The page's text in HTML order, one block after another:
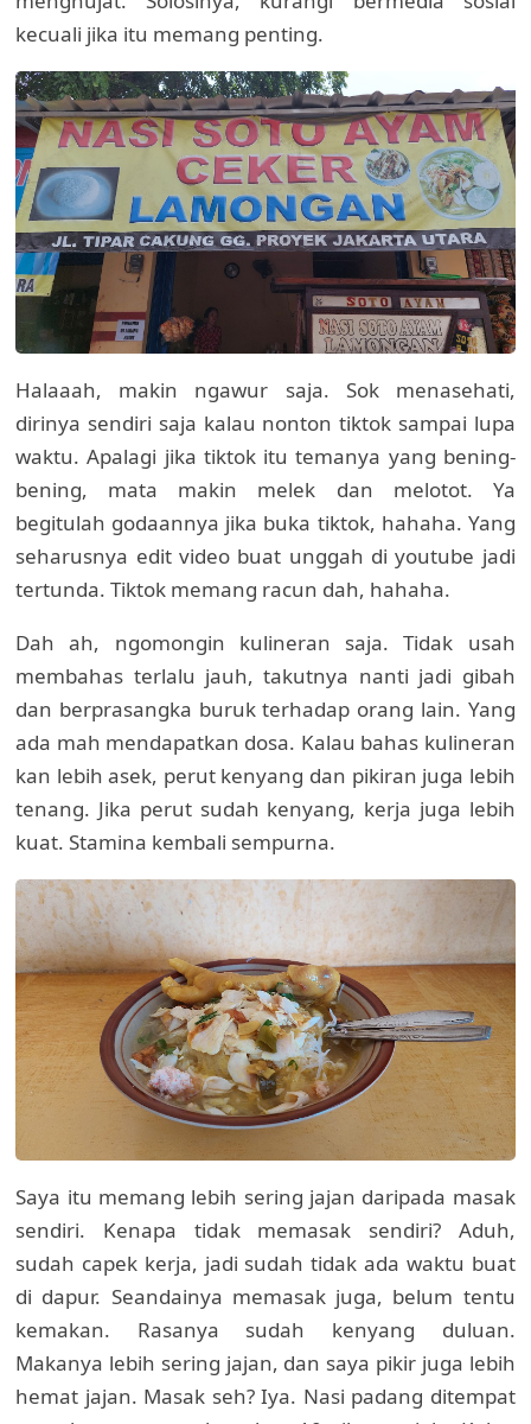
kecuali jika itu memang penting.
Halaaah, makin ngawur saja. Sok menasehati,
dirinya sendiri saja kalau nonton tiktok sampai lupa
waktu. Apalagi jika tiktok itu temanya yang bening-
bening, mata makin melek dan melotot. Ya
begitulah godaannya jika buka tiktok, hahaha. Yang
seharusnya edit video buat unggah di youtube jadi
tertunda. Tiktok memang racun dah, hahaha.
Dah ah, ngomongin kulineran saja. Tidak usah
membahas terlalu jauh, takutnya nanti jadi gibah
dan berprasangka buruk terhadap orang lain. Yang
ada mah mendapatkan dosa. Kalau bahas kulineran
kan lebih asek, perut kenyang dan pikiran juga lebih
tenang. Jika perut sudah kenyang, kerja juga lebih
kuat. Stamina kembali sempurna.
Saya itu memang lebih sering jajan daripada masak
sendiri. Kenapa tidak memasak sendiri? Aduh,
sudah capek kerja, jadi sudah tidak ada waktu buat
di dapur. Seandainya memasak juga, belum tentu
kemakan. Rasanya sudah kenyang duluan.
Makanya lebih sering jajan, dan saya pikir juga lebih
hemat jajan. Masak seh? Iya. Nasi padang ditempat